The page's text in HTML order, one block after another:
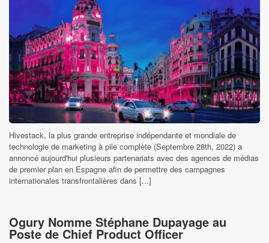
Hivestack, la plus grande entreprise indépendante et mondiale de
technologie de marketing à pile complète (Septembre 28th, 2022) a
annoncé aujourd'hui plusieurs partenariats avec des agences de médias
de premier plan en Espagne afin de permettre des campagnes
internationales transfrontalières dans [...]
Ogury Nomme Stéphane Dupayage au
Poste de Chief Product Officer